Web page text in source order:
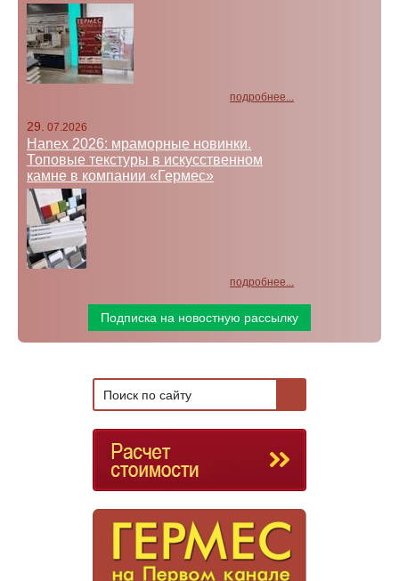
подробнее...
29. 07.2026
Hanex 2026: мраморные новинки.
Топовые текстуры в искусственном
камне в компании «Гермес»
подробнее...
Подписка на новостную рассылку